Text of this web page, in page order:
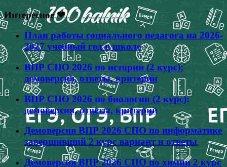
Интересное ❤
План работы социального педагога на 2026-
2027 учебный год в школе
ВПР СПО 2026 по истории (2 курс):
демоверсия, ответы, критерии
ВПР СПО 2026 по биологии (2 курс):
демоверсия, ответы, критерии
Демоверсия ВПР 2026 СПО по информатике
завершивший 2 курс вариант и ответы
Демоверсия ВПР 2026 СПО по химии 2 курс